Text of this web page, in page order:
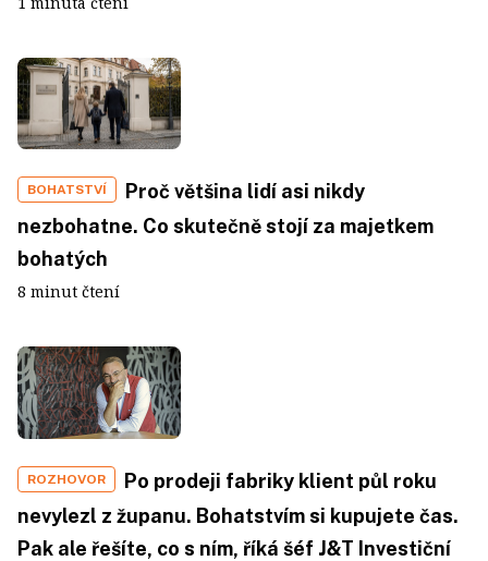
BOHATSTVÍ
Proč většina lidí asi nikdy
nezbohatne. Co skutečně stojí za majetkem
bohatých
8 minut čtení
ROZHOVOR
Po prodeji fabriky klient půl roku
nevylezl z županu. Bohatstvím si kupujete čas.
Pak ale řešíte, co s ním, říká šéf J&T Investiční